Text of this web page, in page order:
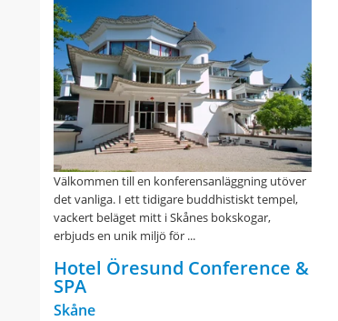
Välkommen till en konferensanläggning utöver
det vanliga. I ett tidigare buddhistiskt tempel,
vackert beläget mitt i Skånes bokskogar,
erbjuds en unik miljö för ...
Hotel Öresund Conference &
SPA
Skåne